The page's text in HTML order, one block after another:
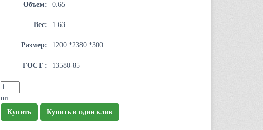
Объем: 0.65
Вес: 1.63
Размер: 1200 *2380 *300
ГОСТ : 13580-85
шт.
Купить
Купить в один клик